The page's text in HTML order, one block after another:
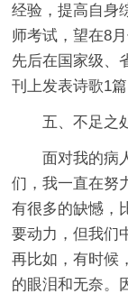
经验，提高自身
师考试，望在8
先后在国家级、
刊上发表诗歌1篇
五、不足之
面对我的病
们，我一直在努
有很多的缺憾，
要动力，但我们
再比如，有时候
的眼泪和无奈。